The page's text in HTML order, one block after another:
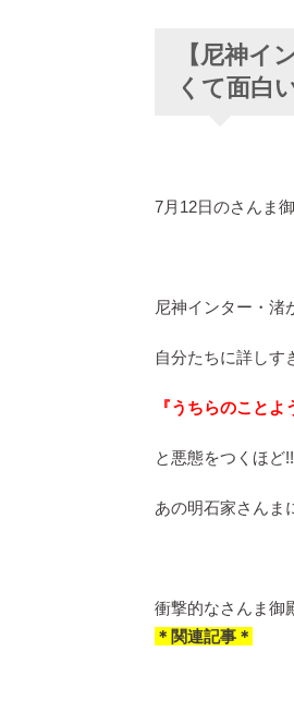
【尼神イ
くて面白
7月12日のさんま
尼神インター・渚
自分たちに詳しす
『うちらのことよ
と悪態をつくほど!!
あの明石家さん
衝撃的なさんま御
＊関連記事＊